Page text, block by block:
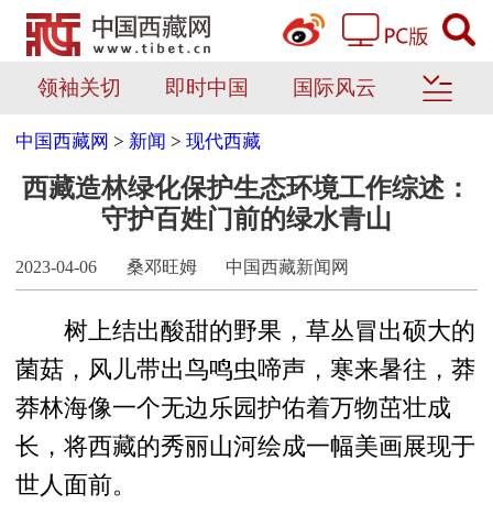
领袖关切 即时中国 国际风云
中国西藏网 > 新闻 >现代西藏
西藏造林绿化保护生态环境工作综述：
守护百姓门前的绿水青山
2023-04-06 桑邓旺姆 中国西藏新闻网
树上结出酸甜的野果，草丛冒出硕大的
菌菇，风儿带出鸟鸣虫啼声，寒来暑往，莽
莽林海像一个无边乐园护佑着万物茁壮成
长，将西藏的秀丽山河绘成一幅美画展现于
世人面前。